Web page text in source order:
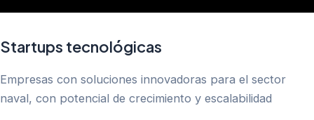
Startups tecnológicas
Empresas con soluciones innovadoras para el sector
naval, con potencial de crecimiento y escalabilidad